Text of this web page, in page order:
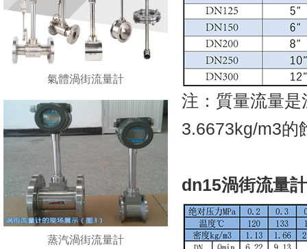
氣體渦街流量計
蒸汽渦街流量計
注：質量流量是
3.6673kg/m3的
dn15渦街流量